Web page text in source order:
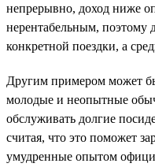
непрерывно, доход ниже
нерентабельным, поэтому
конкретной поездки, а
Другим примером может
молодые и неопытные
обслуживать долгие
считая, что это поможет
умудренные опытом